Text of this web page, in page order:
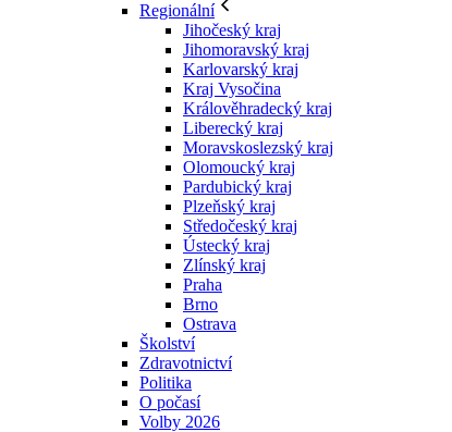
Regionální
Jihočeský kraj
Jihomoravský kraj
Karlovarský kraj
Kraj Vysočina
Králověhradecký kraj
Liberecký kraj
Moravskoslezský kraj
Olomoucký kraj
Pardubický kraj
Plzeňský kraj
Středočeský kraj
Ústecký kraj
Zlínský kraj
Praha
Brno
Ostrava
Školství
Zdravotnictví
Politika
O počasí
Volby 2026